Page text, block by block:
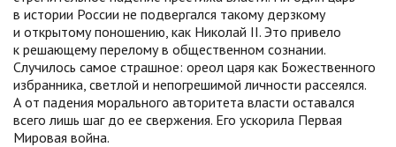
в истории России не подвергался такому дерзкому
и открытому поношению, как Николай II. Это привело
к решающему перелому в общественном сознании.
Случилось самое страшное: ореол царя как Божественного
избранника, светлой и непогрешимой личности рассеялся.
А от падения морального авторитета власти оставался
всего лишь шаг до ее свержения. Его ускорила Первая
Мировая война.